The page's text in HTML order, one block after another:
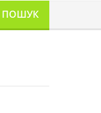
ПОШУК